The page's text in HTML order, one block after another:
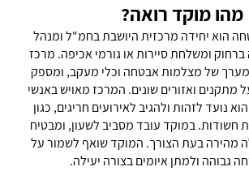
מהו מוקד רואה?
הוא יחידה מרכזית היושבת בחמ"ל ומנהל
ומשלחת סיירות או גורמי אכיפה. מרכז
של מצלמות אבטחה וכלי מעקב, ומספק
מתקנים ואזורים שונים. המרכז מאויש באנשי
נועד לזהות ולהגיב לאירועים חריגים, כגון
חשודות. במוקד עובד מסביב לשעון, ומבטיח
מהירה בעת הצורך. המוקד שואף לשמור על
גבוהה ולמתן איומים בצורה יעילה.